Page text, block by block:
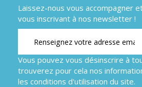
Laissez-nous vous accompagner
vous inscrivant à nos newsletter !
Vous pouvez vous désinscrire à
trouverez pour cela nos
les conditions d'utilisation du site.